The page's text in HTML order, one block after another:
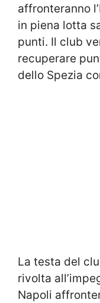
affronteranno
in piena lotta
punti. Il club
recuperare
dello Spezia
La testa del
rivolta
Napoli